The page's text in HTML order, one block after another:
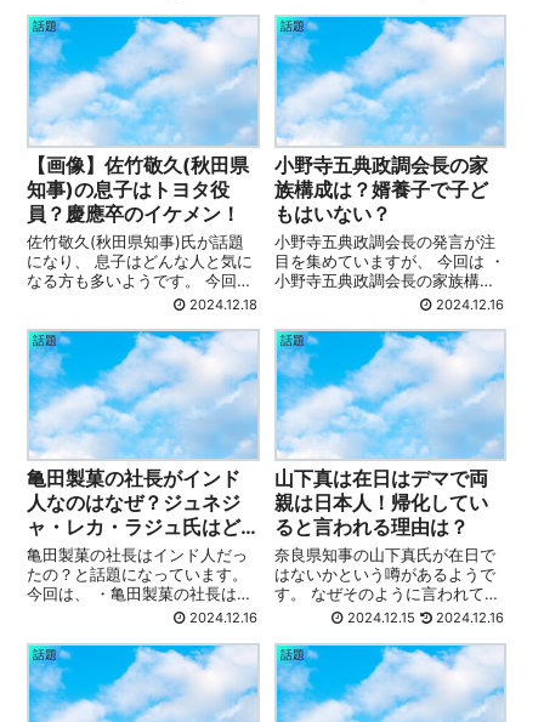
臣の髪が紫色なのはいつから？
・岩屋外務大臣の髪が紫色なの
はなぜ？ ・岩屋外務大臣の髪色
に対...
に子どもはいる？ ・松井由美子
に夫はいる？ ・松井由美子プロ
フィール こちらについて紹介し
て...
話題
【画像】佐竹敬久(秋田県
知事)の息子はトヨタ役
員？慶應卒のイケメン！
佐竹敬久(秋田県知事)氏が話題
になり、 息子はどんな人と気に
なる方も多いようです。 今回は
・佐竹敬久(秋田県知事)の息子
敬久(秋田県知事)の息子の学歴
は？慶應卒のイケメン！ こちら
について紹介していきます 佐...
2024.12.18
話題
小野寺五典政調会長の家
族構成は？婿養子で子ど
もはいない？
小野寺五典政調会長の発言が注
目を集めていますが、 今回は ・
小野寺五典政調会長の家族構成
は？ ・小野寺五典政調会長は婿
子どもはいない？ こちらについ
て紹介していきます 小野寺五典
政調会長プロフィール 名前：小
野...
2024.12.16
話題
亀田製菓の社長がインド
人なのはなぜ？ジュネジ
ャ・レカ・ラジュ氏はど
んな人？
亀田製菓の社長はインド人だっ
たの？と話題になっています。
今回は、 ・亀田製菓の社長はイ
ンド人？ ・亀田製菓の会長がイ
会長：ジュネジャ・レカ・ラジ
ュ氏はどんな人？ こちらについ
て紹介していきます。 亀田製菓
の社...
2024.12.16
話題
山下真は在日はデマで両
親は日本人！帰化してい
ると言われる理由は？
奈良県知事の山下真氏が在日で
はないかという噂があるようで
す。 なぜそのように言われてい
るのでしょうか？ 今回は ・山下
成 ・山下真生い立ち ・山下真が
在日で帰化している？と言われ
る理由 こちらについて紹介して
い...
2024.12.15 2024.12.16
話題 話題